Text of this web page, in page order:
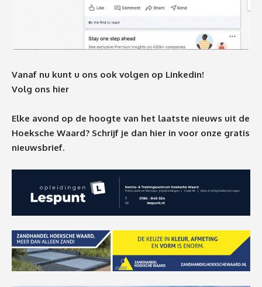
Vanaf nu kunt u ons ook volgen op Linkedin!
Volg ons hier
Elke avond op de hoogte van het laatste nieuws uit de
Hoeksche Waard? Schrijf je dan hier in voor onze gratis
nieuwsbrief.